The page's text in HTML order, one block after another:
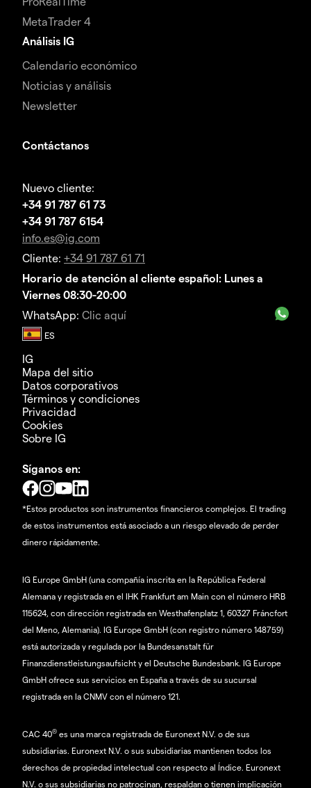
MetaTrader 4
Análisis IG
Calendario económico
Noticias y análisis
Newsletter
Contáctanos
Nuevo cliente:
+34 91 787 61 73
+34 91 787 6154
info.es@ig.com
Cliente: +34 91 787 61 71
Horario de atención al cliente español: Lunes a
Viernes 08:30-20:00
WhatsApp: Clic aquí
IG
Mapa del sitio
Datos corporativos
Términos y condiciones
Privacidad
Cookies
Sobre IG
Síganos en:
*Estos productos son instrumentos financieros complejos. El trading
de estos instrumentos está asociado a un riesgo elevado de perder
dinero rápidamente.
IG Europe GmbH (una compañía inscrita en la República Federal
Alemana y registrada en el IHK Frankfurt am Main con el número HRB
115624, con dirección registrada en Westhafenplatz 1, 60327 Fráncfort
del Meno, Alemania). IG Europe GmbH (con registro número 148759)
está autorizada y regulada por la Bundesanstalt für
Finanzdienstleistungsaufsicht y el Deutsche Bundesbank. IG Europe
GmbH ofrece sus servicios en España a través de su sucursal
registrada en la CNMV con el número 121.
CAC 40® es una marca registrada de Euronext N.V. o de sus
subsidiarias. Euronext N.V. o sus subsidiarias mantienen todos los
derechos de propiedad intelectual con respecto al Índice. Euronext
N.V. o sus subsidiarias no patrocinan, respaldan o tienen implicación